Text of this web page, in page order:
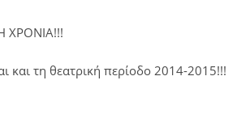
ΧΡΟΝΙΑ!!!
και τη θεατρική περίοδο 2014-2015!!!